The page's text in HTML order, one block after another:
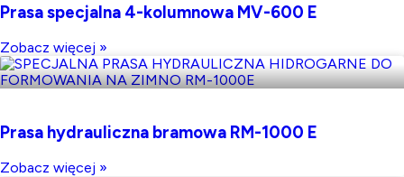
Prasa specjalna 4-kolumnowa MV-600 E
Zobacz więcej »
Prasa hydrauliczna bramowa RM-1000 E
Zobacz więcej »